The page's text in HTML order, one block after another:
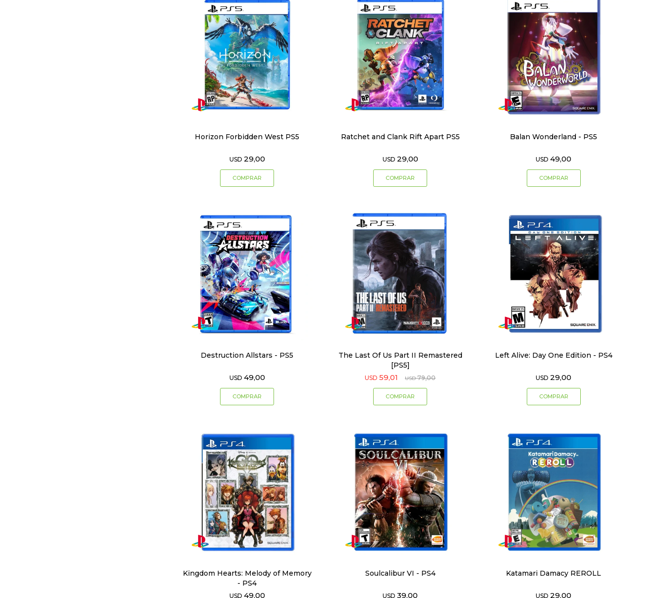
Horizon Forbidden West PS5
USD 29,00
Ratchet and Clank Rift Apart PS5
USD 29,00
Balan Wonderland - PS5
USD 49,00
Destruction Allstars - PS5
USD 49,00
The Last Of Us Part II Remastered
[PS5]
USD 59,01 USD 79,00
Left Alive: Day One Edition - PS4
USD 29,00
Kingdom Hearts: Melody of Memory
- PS4
USD 49,00
Soulcalibur VI - PS4
USD 39,00
Katamari Damacy REROLL
USD 29,00